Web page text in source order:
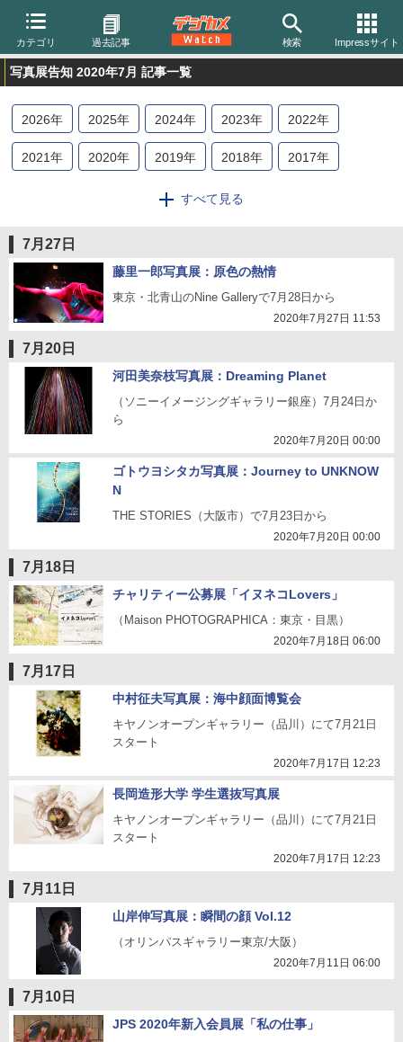
カテゴリ 過去記事 検索 Impressサイト
写真展告知 2020年7月 記事一覧
2026年 2025年 2024年 2023年 2022年
2021年 2020年 2019年 2018年 2017年
2014年 2013
すべて見る
7月27日
藤里一郎写真展：原色の熱情
東京・北青山のNine Galleryで7月28日から
2020年7月27日 11:53
7月20日
河田美奈枝写真展：Dreaming Planet
（ソニーイメージングギャラリー銀座）7月24日か
ら
2020年7月20日 00:00
ゴトウヨシタカ写真展：Journey to UNKNOW
N
THE STORIES（大阪市）で7月23日から
2020年7月20日 00:00
7月18日
チャリティー公募展「イヌネコLovers」
（Maison PHOTOGRAPHICA：東京・目黒）
2020年7月18日 06:00
7月17日
中村征夫写真展：海中顔面博覧会
キヤノンオープンギャラリー（品川）にて7月21日
スタート
2020年7月17日 12:23
長岡造形大学 学生選抜写真展
キヤノンオープンギャラリー（品川）にて7月21日
スタート
2020年7月17日 12:23
7月11日
山岸伸写真展：瞬間の顔 Vol.12
（オリンパスギャラリー東京/大阪）
2020年7月11日 06:00
7月10日
JPS 2020年新入会員展「私の仕事」